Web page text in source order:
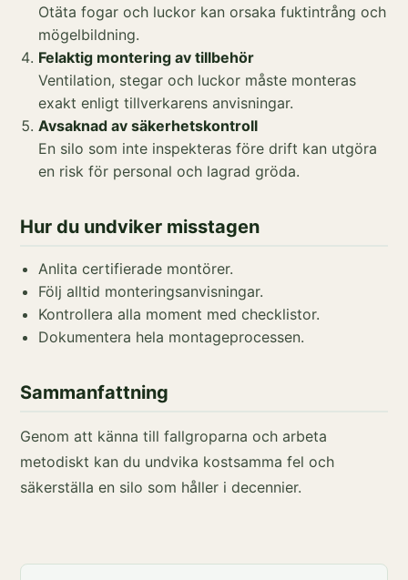
Otäta fogar och luckor kan orsaka fuktintrång och
mögelbildning.
Felaktig montering av tillbehör
Ventilation, stegar och luckor måste monteras
exakt enligt tillverkarens anvisningar.
Avsaknad av säkerhetskontroll
En silo som inte inspekteras före drift kan utgöra
en risk för personal och lagrad gröda.
Hur du undviker misstagen
Anlita certifierade montörer.
Följ alltid monteringsanvisningar.
Kontrollera alla moment med checklistor.
Dokumentera hela montageprocessen.
Sammanfattning
Genom att känna till fallgroparna och arbeta
metodiskt kan du undvika kostsamma fel och
säkerställa en silo som håller i decennier.